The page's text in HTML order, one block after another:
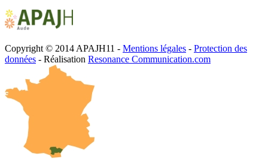
Copyright © 2014 APAJH11 - Mentions légales - Protection des
données - Réalisation Resonance Communication.com